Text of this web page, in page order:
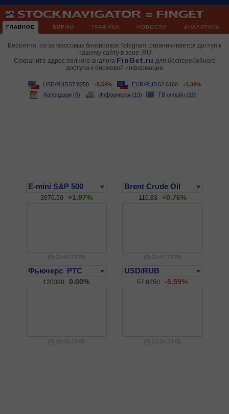
ГЛАВНОЕ БИРЖИ ГРАФИКИ НОВОСТИ АНАЛИТИКА
Вероятно, из-за массовых блокировок Telegram, ограничивается доступ к
нашему сайту в зоне .RU
Сохраните адрес полного аналога FinGet.ru для бесперебойного
доступа к биржевой информации
USD/RUB 57.8250 -5.59% EUR/RUB 62.6160
-4.39%
Календари (8)
Информеры (19) ТВ онлайн (10)
3976.50 +1.97%
23:48 23.05
110.83 +0.76%
23:47 23.05
120390 0.00%
19:00 23.05
57.8250 -5.59%
23:34 23.05